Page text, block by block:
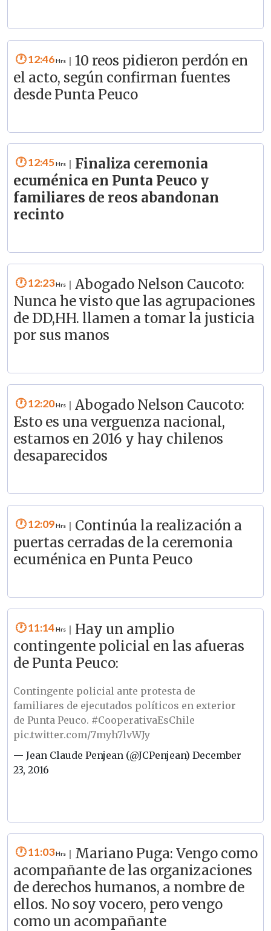
12:46
10 reos pidieron perdón en
el acto, según confirman fuentes
desde Punta Peuco
12:45
Finaliza ceremonia
ecuménica en Punta Peuco y
familiares de reos abandonan
recinto
12:23
Abogado Nelson Caucoto:
Nunca he visto que las agrupaciones
de DD,HH. llamen a tomar la justicia
por sus manos
12:20
Abogado Nelson Caucoto:
Esto es una verguenza nacional,
estamos en 2016 y hay chilenos
desaparecidos
12:09
Continúa la realización a
puertas cerradas de la ceremonia
ecuménica en Punta Peuco
11:14
Hay un amplio
contingente policial en las afueras
de Punta Peuco:
Contingente policial ante protesta de
familiares de ejecutados políticos en exterior
de Punta Peuco. #CooperativaEsChile
pic.twitter.com/7myh7lvWJy
— Jean Claude Penjean (@JCPenjean)December
23, 2016
11:03
Mariano Puga: Vengo como
acompañante de las organizaciones
de derechos humanos, a nombre de
ellos. No soy vocero, pero vengo
como un acompañante